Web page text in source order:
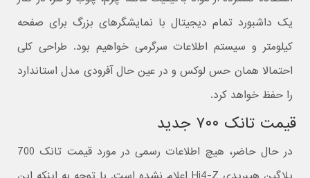
یک داشبورد تمام دیجیتال با نمایشگرهای بزرگ برای صفحه
کیلومتر و سیستم اطلاعات سرگرمی خواهیم بود. طراحی کلی
احتمالا همان حس لوکس و در عین حال آفرودی مدل استاندارد
را حفظ خواهد کرد.
قیمت تانک ۷۰۰ جدید
در حال حاضر، هیچ اطلاعات رسمی در مورد قیمت تانک 700